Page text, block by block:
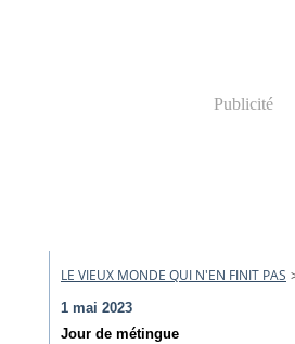
Publicité
LE VIEUX MONDE QUI N'EN FINIT PAS
1 mai 2023
Jour de métingue